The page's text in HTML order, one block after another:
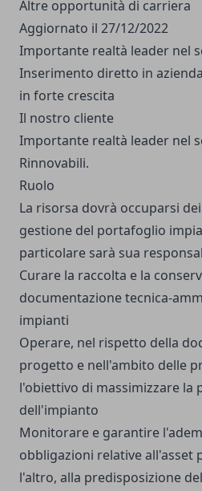
Altre opportunità di carriera
Aggiornato il 27/12/2022
Importante realtà leader nel
Inserimento diretto in
in forte crescita
Il nostro cliente
Importante realtà leader nel
Rinnovabili.
Ruolo
La risorsa dovrà occuparsi
gestione del portafoglio
particolare sarà sua
Curare la raccolta e la
documentazione tecnica-
impianti
Operare, nel rispetto della
progetto e nell'ambito delle
l'obiettivo di massimizzare la
dell'impianto
Monitorare e garantire
obbligazioni relative all'asset
l'altro, alla predisposizione